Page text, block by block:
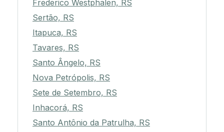
Frederico Westphalen, RS
Sertão, RS
Itapuca, RS
Tavares, RS
Santo Ângelo, RS
Nova Petrópolis, RS
Sete de Setembro, RS
Inhacorá, RS
Santo Antônio da Patrulha, RS